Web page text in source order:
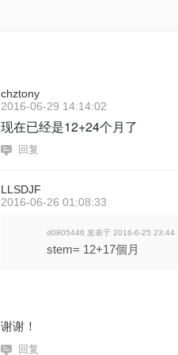
chztony
2016-06-29 14:14:02
现在已经是12+24个月了
回复
LLSDJF
2016-06-26 01:08:33
d0805446 发表于 2016-6-25 23:44
stem= 12+17個月
谢谢！
回复